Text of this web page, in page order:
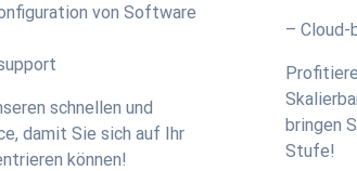
von Software
schnellen und
damit Sie sich auf Ihr
können!
– Cloud-
bringen
Stufe!